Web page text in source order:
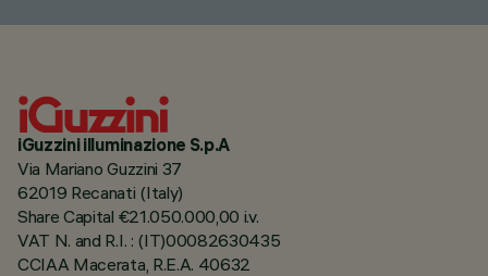
iGuzzini illuminazione S.p.A
Via Mariano Guzzini 37
62019 Recanati (Italy)
Share Capital €21.050.000,00 i.v.
VAT N. and R.I. : (IT)00082630435
CCIAA Macerata, R.E.A. 40632